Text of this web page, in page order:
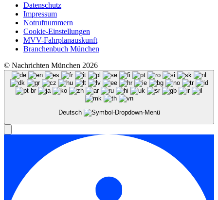
Datenschutz
Impressum
Notrufnummern
Cookie-Einstellungen
MVV-Fahrplanauskunft
Branchenbuch München
© Nachrichten München 2026
Deutsch